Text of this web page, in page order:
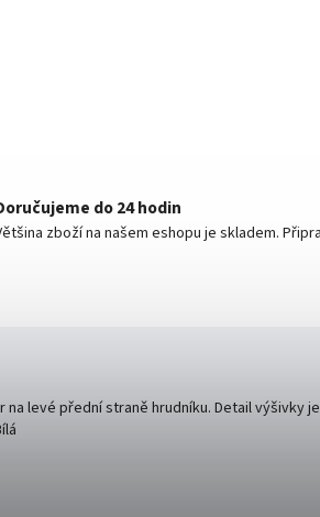
do 24 hodin
zboží na našem eshopu je skladem.
levé přední straně hrudníku. Detail